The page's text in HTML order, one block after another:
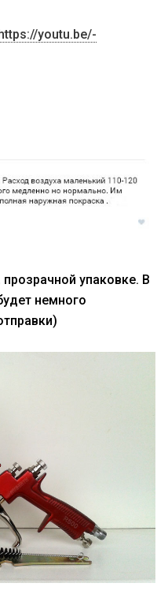
youtu.be/-
упаковке. В
немного